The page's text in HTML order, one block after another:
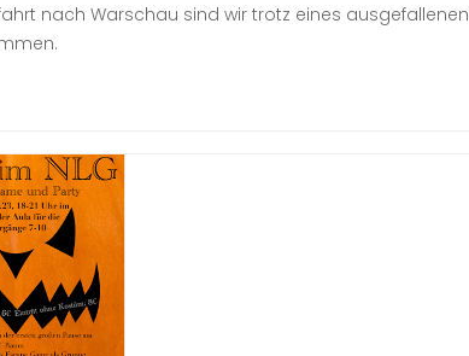
nach Warschau sind wir trotz eines ausgefallenen